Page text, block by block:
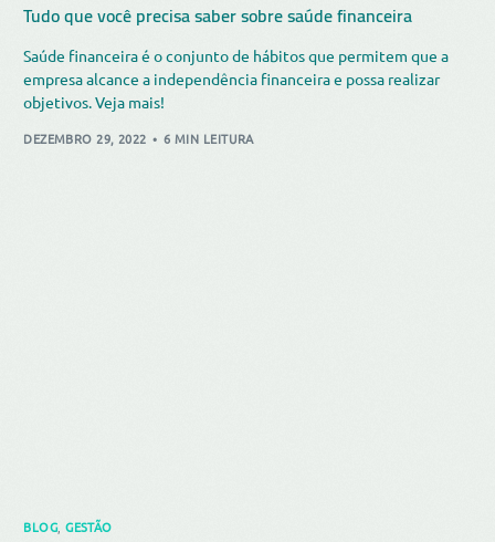
Tudo que você precisa saber sobre saúde financeira
Saúde financeira é o conjunto de hábitos que permitem que a
empresa alcance a independência financeira e possa realizar
objetivos. Veja mais!
DEZEMBRO 29, 2022 6 MIN LEITURA
BLOG,GESTÃO